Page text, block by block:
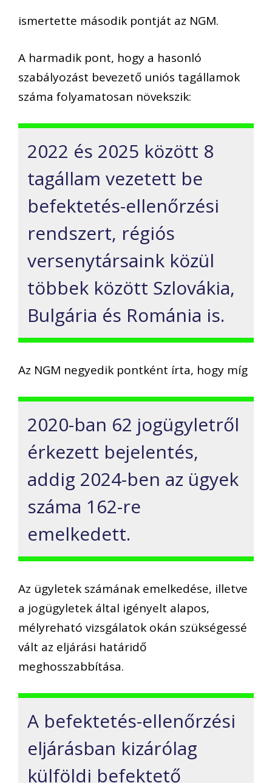
ismertette második pontját az NGM.
A harmadik pont, hogy a hasonló
szabályozást bevezető uniós tagállamok
száma folyamatosan növekszik:
2022 és 2025 között 8
tagállam vezetett be
befektetés-ellenőrzési
rendszert, régiós
versenytársaink közül
többek között Szlovákia,
Bulgária és Románia is.
Az NGM negyedik pontként írta, hogy míg
2020-ban 62 jogügyletről
érkezett bejelentés,
addig 2024-ben az ügyek
száma 162-re
emelkedett.
Az ügyletek számának emelkedése, illetve
a jogügyletek által igényelt alapos,
mélyreható vizsgálatok okán szükségessé
vált az eljárási határidő
meghosszabbítása.
A befektetés-ellenőrzési
eljárásban kizárólag
külföldi befektető